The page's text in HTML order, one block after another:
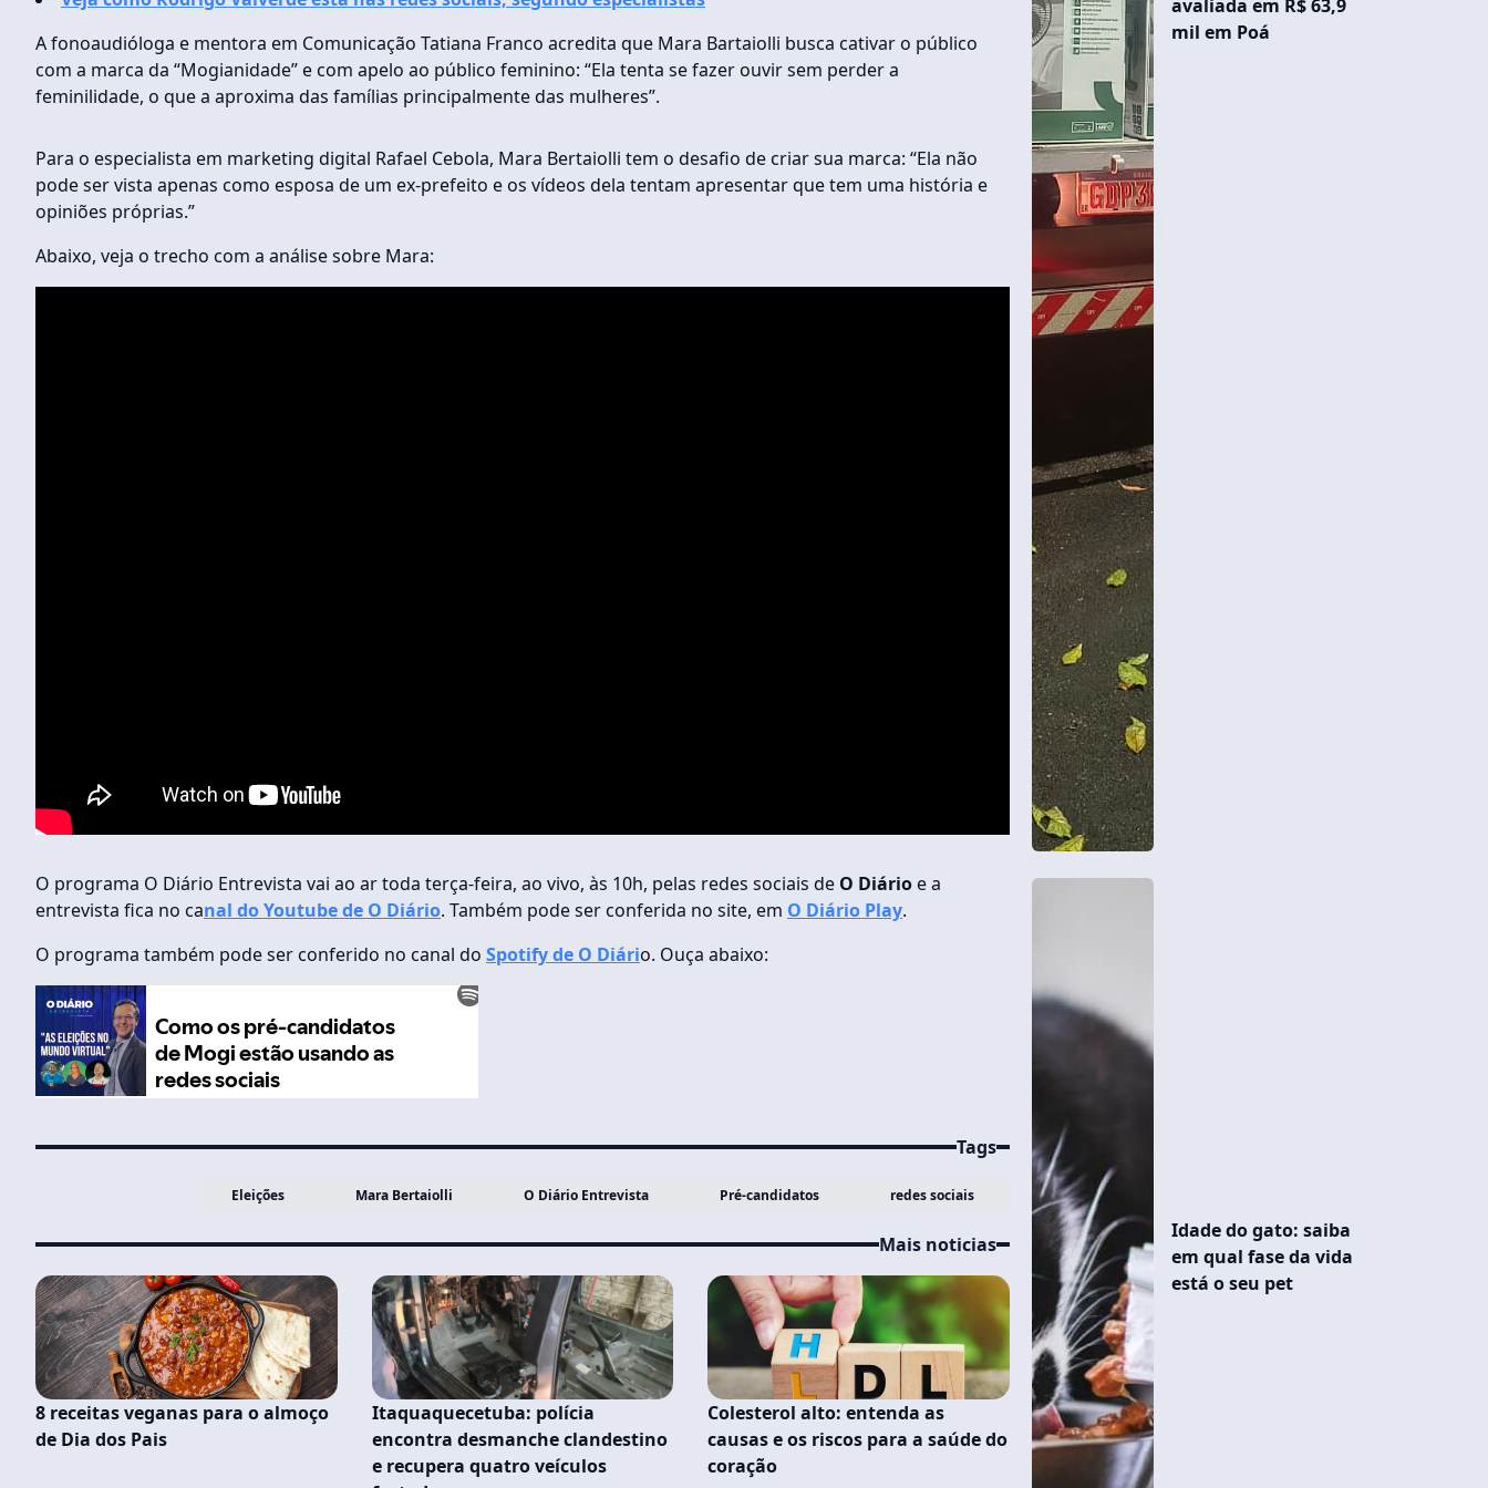
A fonoaudióloga e mentora em Comunicação Tatiana Franco acredita que Mara Bartaiolli busca cativar o público
com a marca da “Mogianidade” e com apelo ao público feminino: “Ela tenta se fazer ouvir sem perder a
feminilidade, o que a aproxima das famílias principalmente das mulheres”.
Para o especialista em marketing digital Rafael Cebola, Mara Bertaiolli tem o desafio de criar sua marca: “Ela não
pode ser vista apenas como esposa de um ex-prefeito e os vídeos dela tentam apresentar que tem uma história e
opiniões próprias.”
Abaixo, veja o trecho com a análise sobre Mara:
O programa O Diário Entrevista vai ao ar toda terça-feira, ao vivo, às 10h, pelas redes sociais de O Diário e a
entrevista fica no canal do Youtube de O Diário. Também pode ser conferida no site, em O Diário Play.
O programa também pode ser conferido no canal do Spotify de O Diário. Ouça abaixo:
Tags
Eleições Mara Bertaiolli O Diário Entrevista Pré-candidatos redes sociais
Mais noticias
8 receitas veganas para o almoço
de Dia dos Pais
Itaquaquecetuba: polícia
encontra desmanche clandestino
e recupera quatro veículos
Colesterol alto: entenda as
causas e os riscos para a saúde do
coração
avaliada em R$ 63,9
mil em Poá
Idade do gato: saiba
em qual fase da vida
está o seu pet